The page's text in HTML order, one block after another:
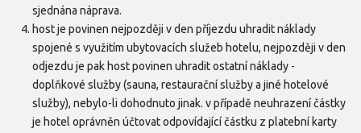
sjednána náprava.
host je povinen nejpozději v den příjezdu uhradit náklady
spojené s využitím ubytovacích služeb hotelu, nejpozději v den
odjezdu je pak host povinen uhradit ostatní náklady -
doplňkové služby (sauna, restaurační služby a jiné hotelové
služby), nebylo-li dohodnuto jinak. v případě neuhrazení částky
je hotel oprávněn účtovat odpovídající částku z platební karty